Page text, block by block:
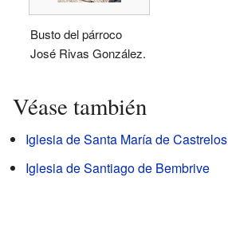
Busto del párroco
José Rivas González.
Véase también
Iglesia de Santa María de Castrelos
Iglesia de Santiago de Bembrive